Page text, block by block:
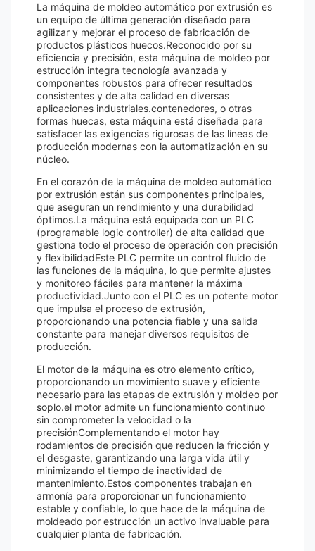
La máquina de moldeo automático por extrusión es
un equipo de última generación diseñado para
agilizar y mejorar el proceso de fabricación de
productos plásticos huecos.Reconocido por su
eficiencia y precisión, esta máquina de moldeo por
estrucción integra tecnología avanzada y
componentes robustos para ofrecer resultados
consistentes y de alta calidad en diversas
aplicaciones industriales.contenedores, o otras
formas huecas, esta máquina está diseñada para
satisfacer las exigencias rigurosas de las líneas de
producción modernas con la automatización en su
núcleo.
En el corazón de la máquina de moldeo automático
por extrusión están sus componentes principales,
que aseguran un rendimiento y una durabilidad
óptimos.La máquina está equipada con un PLC
(programable logic controller) de alta calidad que
gestiona todo el proceso de operación con precisión
y flexibilidadEste PLC permite un control fluido de
las funciones de la máquina, lo que permite ajustes
y monitoreo fáciles para mantener la máxima
productividad.Junto con el PLC es un potente motor
que impulsa el proceso de extrusión,
proporcionando una potencia fiable y una salida
constante para manejar diversos requisitos de
producción.
El motor de la máquina es otro elemento crítico,
proporcionando un movimiento suave y eficiente
necesario para las etapas de extrusión y moldeo por
soplo.el motor admite un funcionamiento continuo
sin comprometer la velocidad o la
precisiónComplementando el motor hay
rodamientos de precisión que reducen la fricción y
el desgaste, garantizando una larga vida útil y
minimizando el tiempo de inactividad de
mantenimiento.Estos componentes trabajan en
armonía para proporcionar un funcionamiento
estable y confiable, lo que hace de la máquina de
moldeado por estrucción un activo invaluable para
cualquier planta de fabricación.